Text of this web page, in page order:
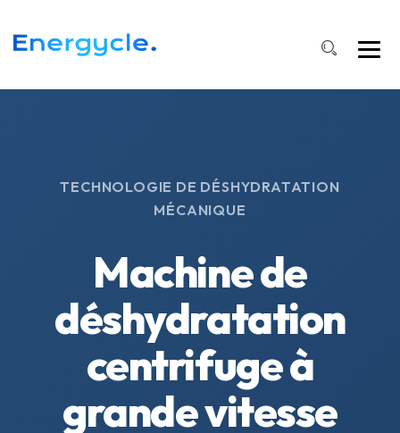
TECHNOLOGIE DE DÉSHYDRATATION
MÉCANIQUE
Machine de
déshydratation
centrifuge à
grande vitesse